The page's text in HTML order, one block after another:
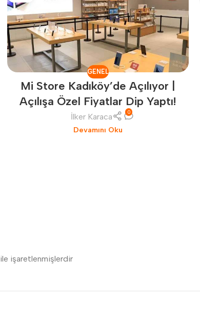
GENEL
Mi Store Kadıköy’de Açılıyor |
Açılışa Özel Fiyatlar Dip Yaptı!
İlker Karaca 0
Devamını Oku
ile işaretlenmişlerdir